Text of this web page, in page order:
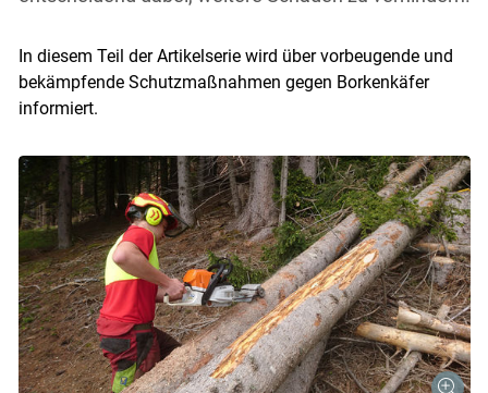
In diesem Teil der Artikelserie wird über vorbeugende und
bekämpfende Schutzmaßnahmen gegen Borkenkäfer
informiert.